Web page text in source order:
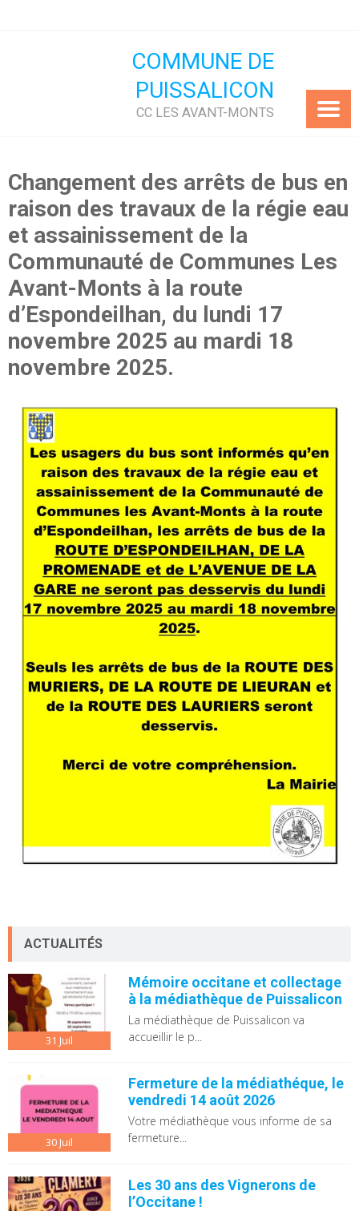
COMMUNE DE
PUISSALICON
CC LES AVANT-MONTS
Changement des arrêts de bus en
raison des travaux de la régie eau
et assainissement de la
Communauté de Communes Les
Avant-Monts à la route
d’Espondeilhan, du lundi 17
novembre 2025 au mardi 18
novembre 2025.
ACTUALITÉS
31 Juil
Mémoire occitane et collectage
à la médiathèque de Puissalicon
La médiathèque de Puissalicon va
accueillir le p...
30Juil
Fermeture de la médiathéque, le
vendredi 14 août 2026
Votre médiathèque vous informe de sa
fermeture...
Les 30 ans des Vignerons de
l’Occitane !